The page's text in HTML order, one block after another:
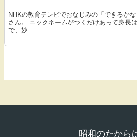
NHKの教育テレビでおなじみの「できるか
さん。 ニックネームがつくだけあって身長
で、妙...
昭和のたから